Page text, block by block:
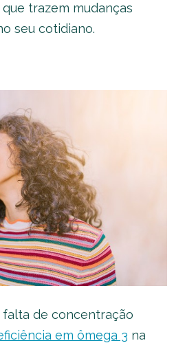
trazem mudanças
seu cotidiano.
falta de concentração
em ômega 3 na